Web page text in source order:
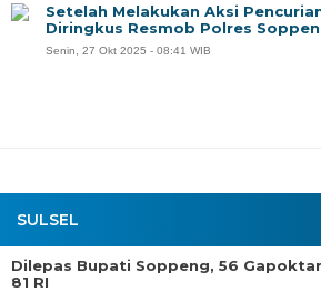
SULSEL
Dilepas Bupati Soppeng, 56
81 RI
Setelah Melakukan Aksi
Diringkus Resmob Polres
Senin, 27 Okt 2025 - 08:41 WIB